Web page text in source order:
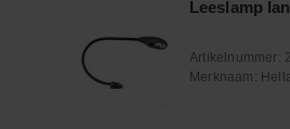
Leeslamp
Artikelnummer:
Merknaam: